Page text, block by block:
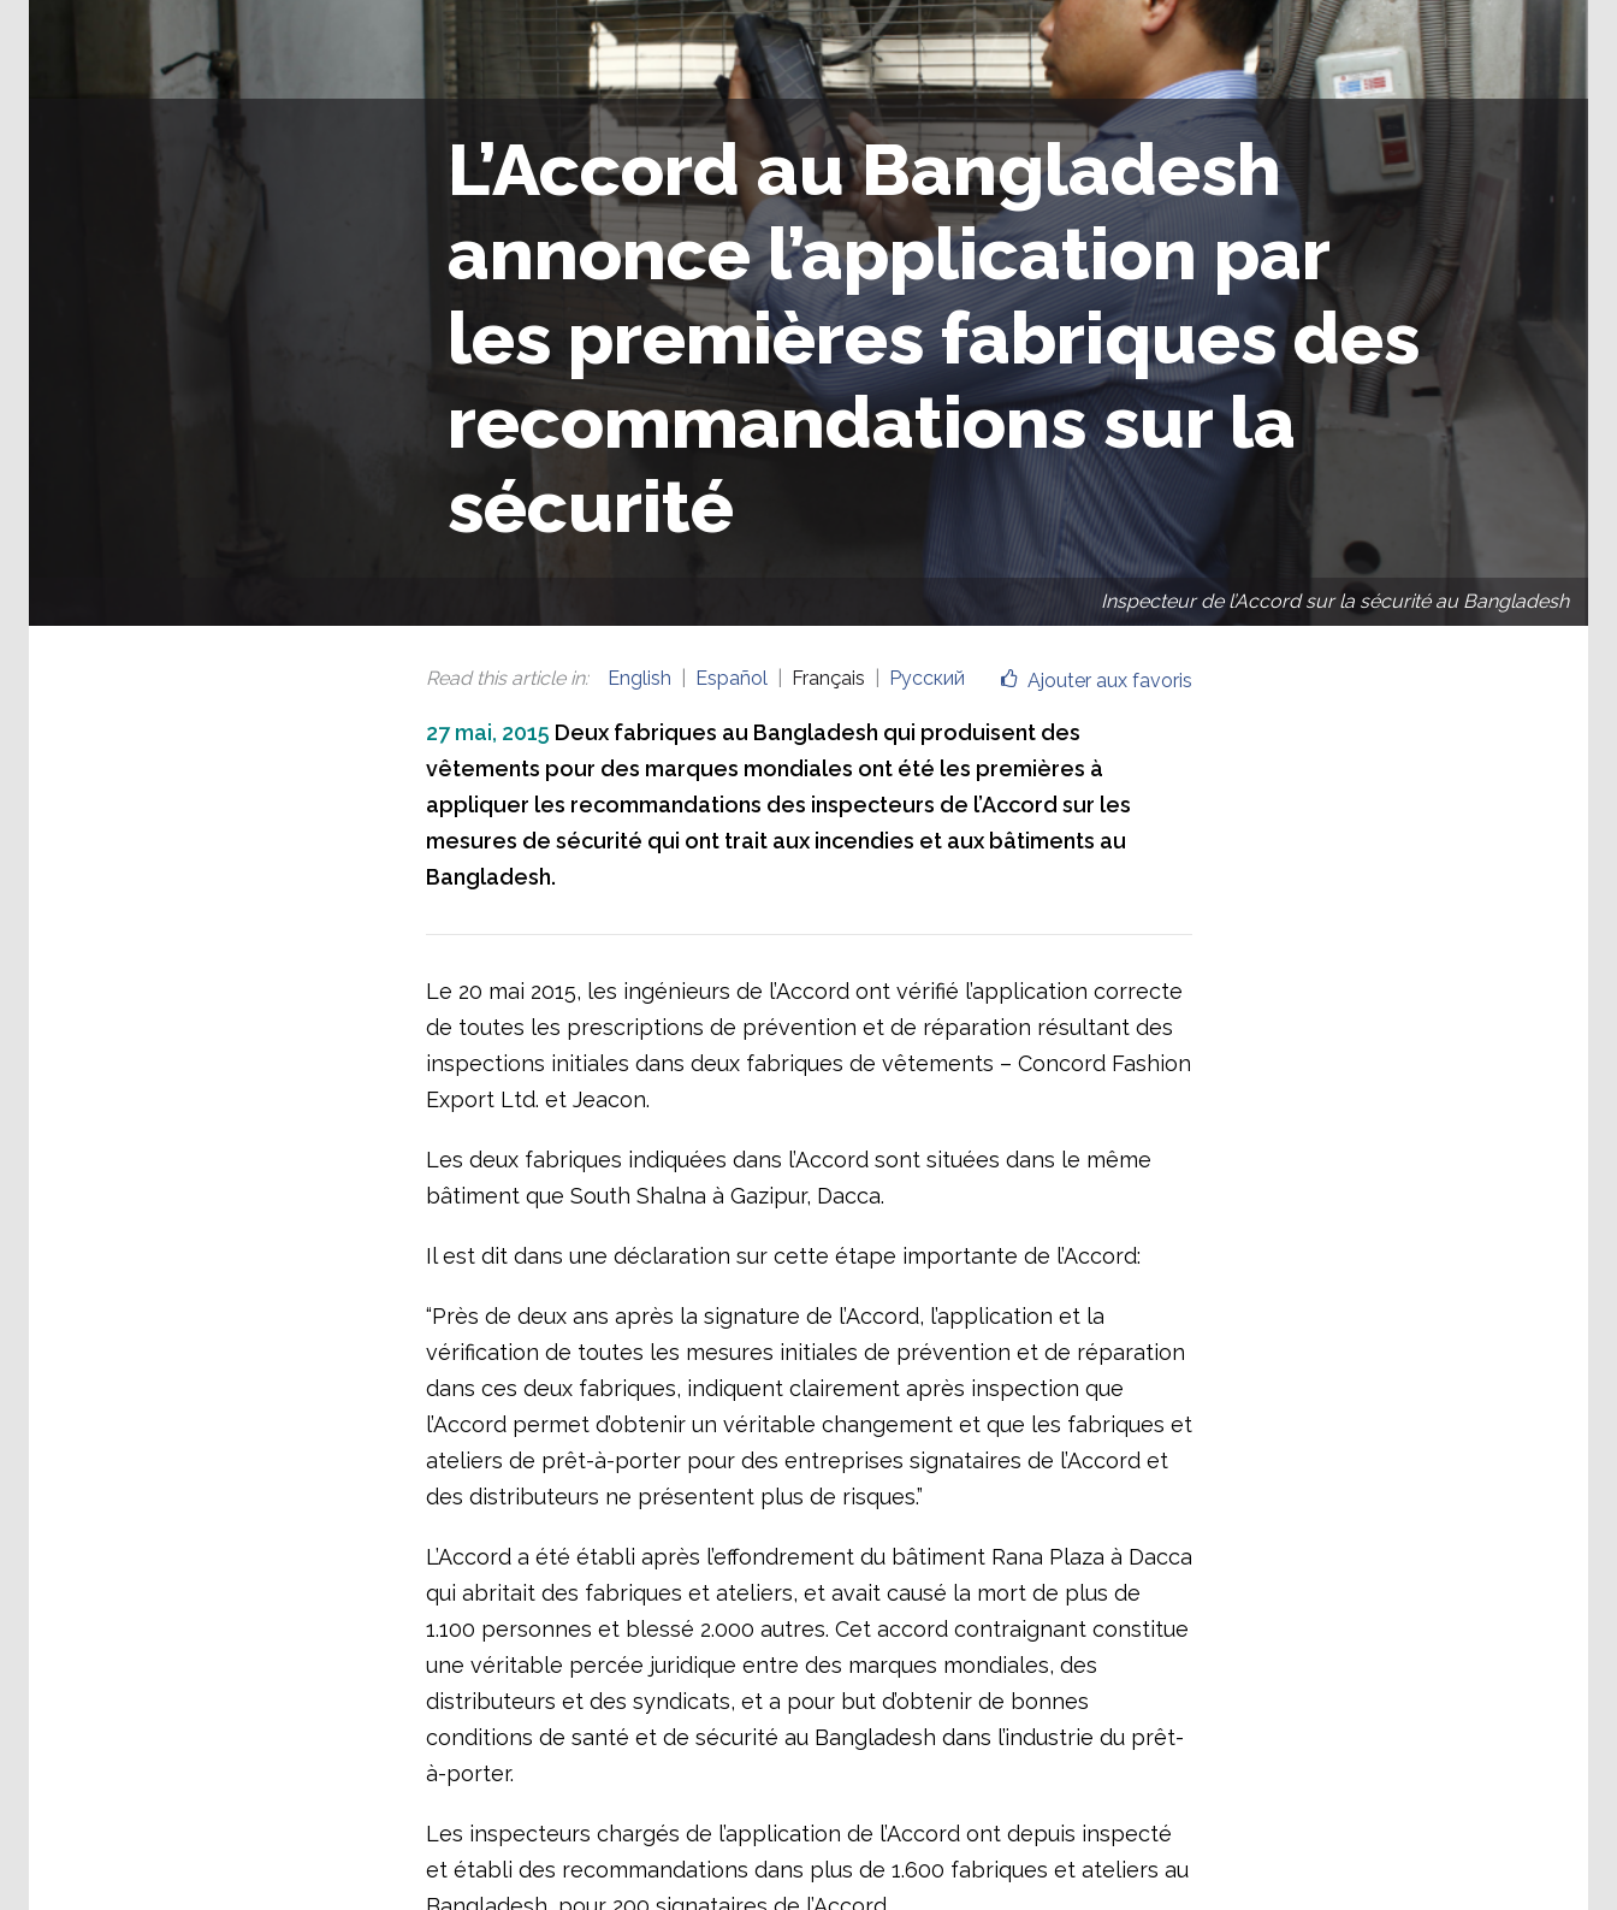
L’Accord au Bangladesh
annonce l’application par
les premières fabriques des
recommandations sur la
sécurité
Inspecteur de l’Accord sur la sécurité au Bangladesh
Ajouter aux favoris
Read this article in: English Español Français Русский
27 mai, 2015 Deux fabriques au Bangladesh qui produisent des
vêtements pour des marques mondiales ont été les premières à
appliquer les recommandations des inspecteurs de l’Accord sur les
mesures de sécurité qui ont trait aux incendies et aux bâtiments au
Bangladesh.
Le 20 mai 2015, les ingénieurs de l’Accord ont vérifié l’application correcte
de toutes les prescriptions de prévention et de réparation résultant des
inspections initiales dans deux fabriques de vêtements – Concord Fashion
Export Ltd. et Jeacon.
Les deux fabriques indiquées dans l’Accord sont situées dans le même
bâtiment que South Shalna à Gazipur, Dacca.
Il est dit dans une déclaration sur cette étape importante de l’Accord:
“Près de deux ans après la signature de l’Accord, l’application et la
vérification de toutes les mesures initiales de prévention et de réparation
dans ces deux fabriques, indiquent clairement après inspection que
l’Accord permet d’obtenir un véritable changement et que les fabriques et
ateliers de prêt-à-porter pour des entreprises signataires de l’Accord et
des distributeurs ne présentent plus de risques.”
L’Accord a été établi après l’effondrement du bâtiment Rana Plaza à Dacca
qui abritait des fabriques et ateliers, et avait causé la mort de plus de
1.100 personnes et blessé 2.000 autres. Cet accord contraignant constitue
une véritable percée juridique entre des marques mondiales, des
distributeurs et des syndicats, et a pour but d’obtenir de bonnes
conditions de santé et de sécurité au Bangladesh dans l’industrie du prêt-
à-porter.
Les inspecteurs chargés de l’application de l’Accord ont depuis inspecté
et établi des recommandations dans plus de 1.600 fabriques et ateliers au